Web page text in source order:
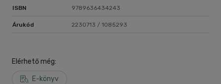
ISBN 9789636434243
Árukód 2230713 / 1085293
Elérhető még:
E-könyv